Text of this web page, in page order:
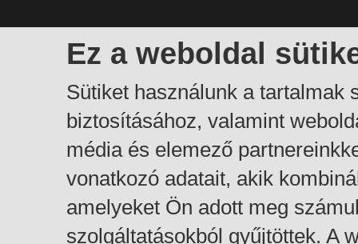
Ez a weboldal
Sütiket használunk a tartalmak
biztosításához, valamint
média és elemező
vonatkozó adatait, akik
amelyeket Ön adott meg
szolgáltatásokból gyűjtöttek. A